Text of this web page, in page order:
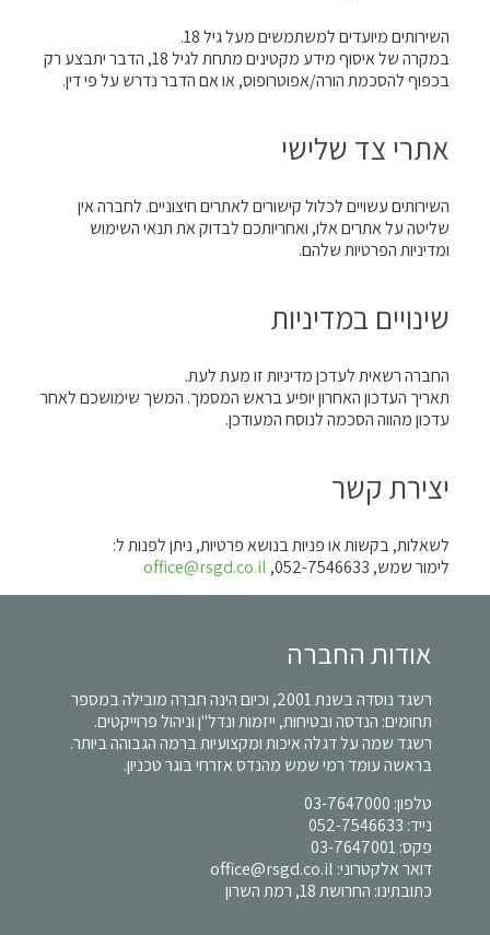
השירותים מיועדים למשתמשים מעל גיל 18.
במקרה של איסוף מידע מקטינים מתחת לגיל 18, הדבר יתבצע רק
בכפוף להסכמת הורה/אפוטרופוס, או אם הדבר נדרש על פי דין.
אתרי צד שלישי
השירותים עשויים לכלול קישורים לאתרים חיצוניים. לחברה אין
שליטה על אתרים אלו, ואחריותכם לבדוק את תנאי השימוש
ומדיניות הפרטיות שלהם.
שינויים במדיניות
החברה רשאית לעדכן מדיניות זו מעת לעת.
תאריך העדכון האחרון יופיע בראש המסמך. המשך שימושכם לאחר
עדכון מהווה הסכמה לנוסח המעודכן.
יצירת קשר
לשאלות, בקשות או פניות בנושא פרטיות, ניתן לפנות ל:
לימור שמש, 052-7546633,
office@rsgd.co.il
אודות החברה
רשגד נוסדה בשנת 2001, וכיום הינה חברה מובילה במספר
תחומים: הנדסה ובטיחות, ייזמות ונדל"ן וניהול פרוייקטים.
רשגד שמה על דגלה איכות ומקצועיות ברמה הגבוהה ביותר.
בראשה עומד רמי שמש מהנדס אזרחי בוגר טכניון.
טלפון: 03-7647000
נייד: 052-7546633
פקס: 03-7647001
דואר אלקטרוני: office@rsgd.co.il
כתובתינו: החרושת 18, רמת השרון